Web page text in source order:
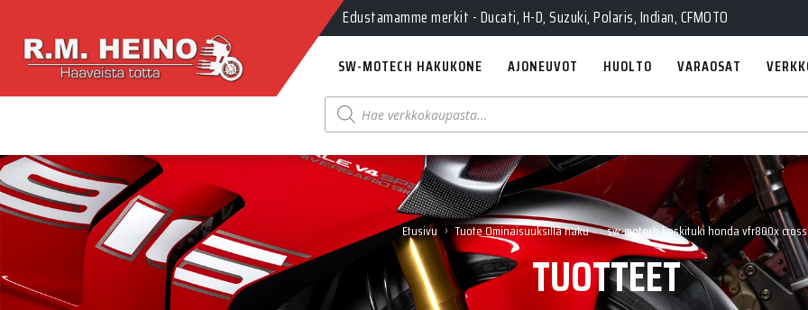
Edustamamme merkit - Ducati, H-D, Suzuki, Polaris, Indian, CFMOTO
SW-MOTECH HAKUKONE AJONEUVOT HUOLTO VARAOSAT
Products
search
Etusivu › Tuote Ominaisuuksilla haku › sw-motech keskituki honda vfr800x
TUOTTEET